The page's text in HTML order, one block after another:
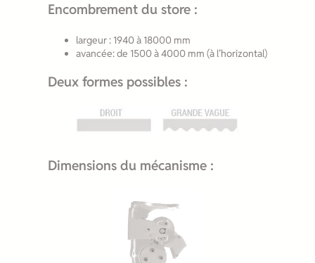
Encombrement du store :
largeur : 1940 à 18000 mm
avancée: de 1500 à 4000 mm (à l’horizontal)
Deux formes possibles :
Dimensions du mécanisme :